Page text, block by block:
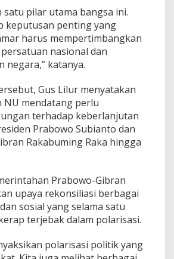
satu pilar utama bangsa ini.
keputusan penting yang
harus mempertimbangkan
nasional dan
negara,” katanya.
Gus Lilur menyatakan
NU mendatang perlu
terhadap keberlanjutan
Prabowo Subianto dan
Rakabuming Raka hingga
Prabowo-Gibran
upaya rekonsiliasi berbagai
sosial yang selama satu
terjebak dalam polarisasi.
polarisasi politik yang